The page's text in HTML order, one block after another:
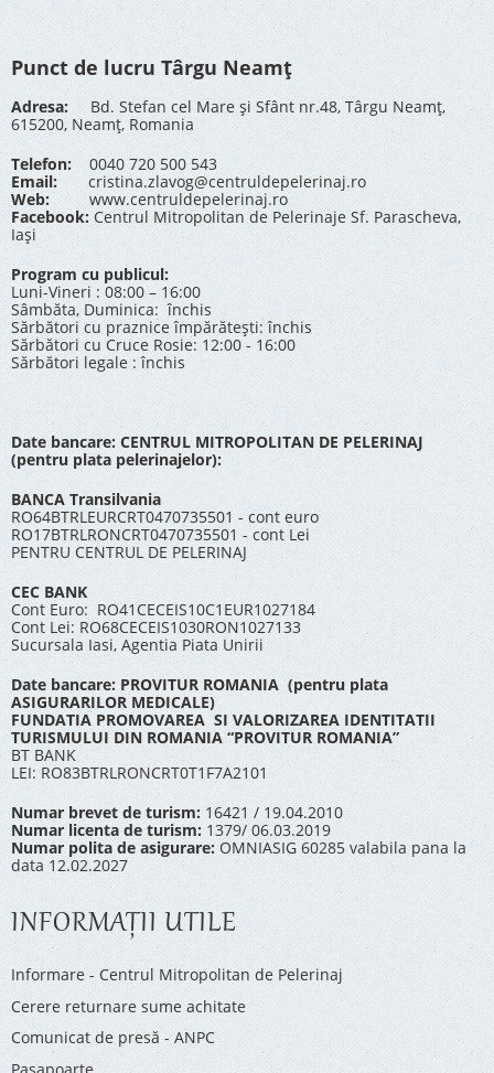
Punct de lucru Târgu Neamț
Adresa: Bd. Stefan cel Mare și Sfânt nr.48, Târgu Neamț,
615200, Neamț, Romania
Telefon: 0040 720 500 543
Email:
cristina.zlavog@centruldepelerinaj.ro
Web:
www.centruldepelerinaj.ro
Facebook: Centrul Mitropolitan de Pelerinaje Sf. Parascheva,
Iași
Program cu publicul:
Luni-Vineri : 08:00 – 16:00
Sâmbăta, Duminica: închis
Sărbători cu praznice împărătești: închis
Sărbători cu Cruce Rosie: 12:00 - 16:00
Sărbători legale : închis
Date bancare: CENTRUL MITROPOLITAN DE PELERINAJ
(pentru plata pelerinajelor):
BANCA Transilvania
RO64BTRLEURCRT0470735501 - cont euro
RO17BTRLRONCRT0470735501 - cont Lei
PENTRU CENTRUL DE PELERINAJ
CEC BANK
Cont Euro: RO41CECEIS10C1EUR1027184
Cont Lei: RO68CECEIS1030RON1027133
Sucursala Iasi, Agentia Piata Unirii
Date bancare: PROVITUR ROMANIA (pentru plata
ASIGURARILOR MEDICALE)
FUNDATIA PROMOVAREA SI VALORIZAREA IDENTITATII
TURISMULUI DIN ROMANIA “PROVITUR ROMANIA”
BT BANK
LEI: RO83BTRLRONCRT0T1F7A2101
Numar brevet de turism: 16421 / 19.04.2010
Numar licenta de turism: 1379/ 06.03.2019
Numar polita de asigurare: OMNIASIG 60285 valabila pana la
data 12.02.2027
INFORMAŢII UTILE
Informare - Centrul Mitropolitan de Pelerinaj
Cerere returnare sume achitate
Comunicat de presă - ANPC